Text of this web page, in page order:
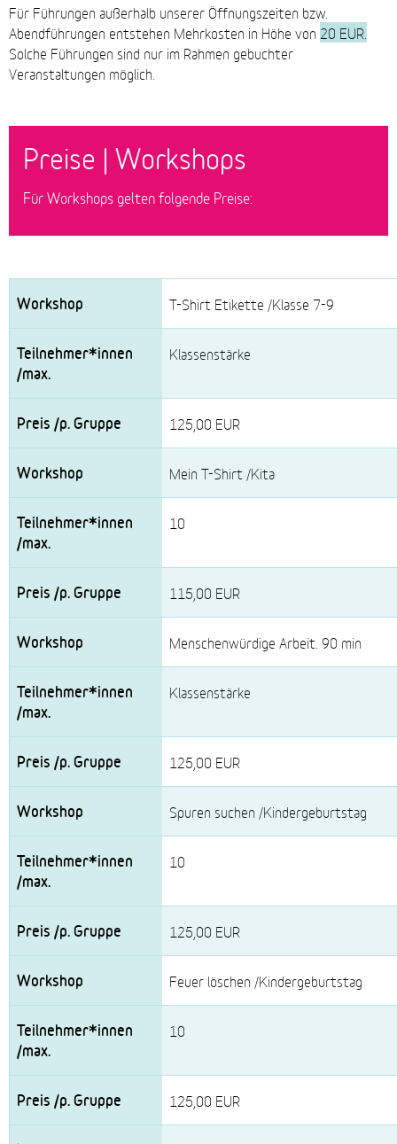
Für Führungen außerhalb unserer Öffnungszeiten bzw.
Abendführungen entstehen Mehrkosten in Höhe von 20 EUR.
Solche Führungen sind nur im Rahmen gebuchter
Veranstaltungen möglich.
Preise | Workshops
Für Workshops gelten folgende Preise:
Workshop
Teilnehmer*innen
/max.
Preis
T-Shirt Etikette /Klasse 7-9
Klassenstärke
125,00 EUR
Mein T-Shirt /Kita
10
115,00 EUR
Menschenwürdige Arbeit. 90 min
Klassenstärke
125,00 EUR
Spuren suchen /Kindergeburtstag
10
125,00 EUR
Feuer löschen /Kindergeburtstag
10
125,00 EUR